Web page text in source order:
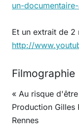
un-
Et un extrait de 2
http://
Filmographie
« Au risque
Production Gilles
Rennes